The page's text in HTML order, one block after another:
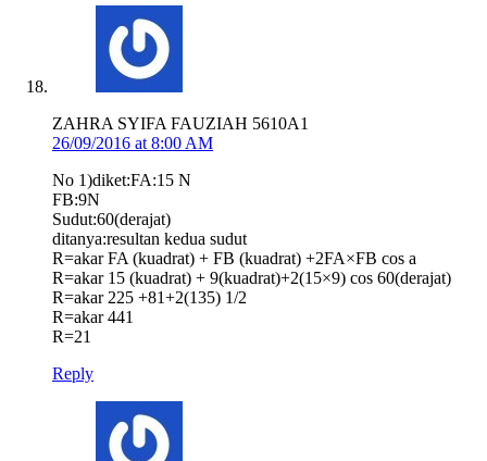
ZAHRA SYIFA FAUZIAH 5610A1
26/09/2016 at 8:00 AM
No 1)diket:FA:15 N
FB:9N
Sudut:60(derajat)
ditanya:resultan kedua sudut
R=akar FA (kuadrat) + FB (kuadrat) +2FA×FB cos a
R=akar 15 (kuadrat) + 9(kuadrat)+2(15×9) cos 60(derajat)
R=akar 225 +81+2(135) 1/2
R=akar 441
R=21
Reply